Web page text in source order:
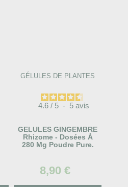
GÉLULES DE PLANTES
4.6 / 5 - 5 avis
GELULES GINGEMBRE
Rhizome - Dosées À
280 Mg Poudre Pure.
8,90 €